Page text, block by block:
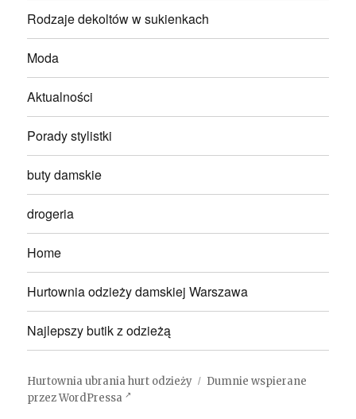
Rodzaje dekoltów w sukienkach
Moda
Aktualności
Porady stylistki
buty damskie
drogeria
Home
Hurtownia odzieży damskiej Warszawa
Najlepszy butik z odzieżą
Hurtownia ubrania hurt odzieży
Dumnie wspierane
przez WordPressa